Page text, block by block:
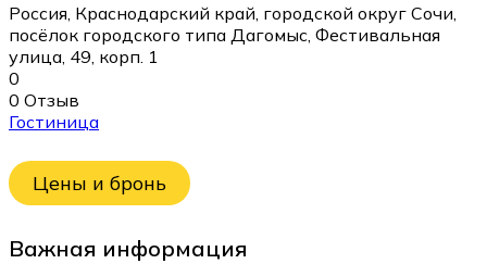
Россия, Краснодарский край, городской округ Сочи,
посёлок городского типа Дагомыс, Фестивальная
улица, 49, корп. 1
0
0 Отзыв
Гостиница
Цены и бронь
Важная информация